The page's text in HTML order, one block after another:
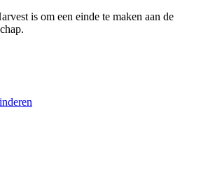
is om een einde te maken aan de